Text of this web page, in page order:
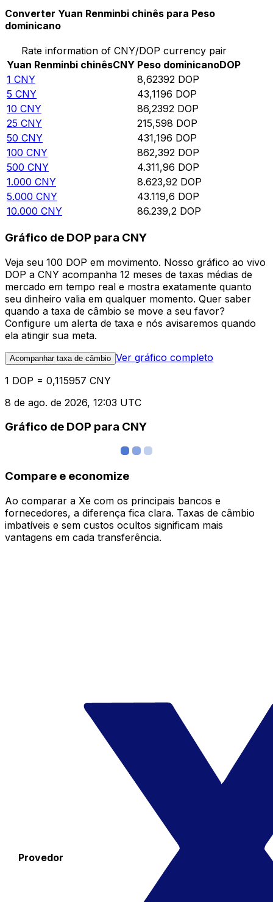
Converter Yuan Renminbi chinês para Peso
dominicano
Rate information of CNY/DOP currency pair
Yuan Renminbi chinêsCNY Peso dominicanoDOP
1 CNY 8,62392 DOP
5 CNY 43,1196 DOP
10 CNY 86,2392 DOP
25 CNY 215,598 DOP
50 CNY 431,196 DOP
100 CNY 862,392 DOP
500 CNY 4.311,96 DOP
1.000 CNY 8.623,92 DOP
5.000 CNY 43.119,6 DOP
10.000 CNY 86.239,2 DOP
Gráfico de DOP para CNY
Veja seu 100 DOP em movimento. Nosso gráfico ao vivo
DOP a CNY acompanha 12 meses de taxas médias de
mercado em tempo real e mostra exatamente quanto
seu dinheiro valia em qualquer momento. Quer saber
quando a taxa de câmbio se move a seu favor?
Configure um alerta de taxa e nós avisaremos quando
ela atingir sua meta.
Acompanhar taxa de câmbio Ver gráfico completo
1 DOP = 0,115957 CNY
8 de ago. de 2026, 12:03 UTC
Gráfico de DOP para CNY
Compare e economize
Ao comparar a Xe com os principais bancos e
fornecedores, a diferença fica clara. Taxas de câmbio
imbatíveis e sem custos ocultos significam mais
vantagens em cada transferência.
Provedor